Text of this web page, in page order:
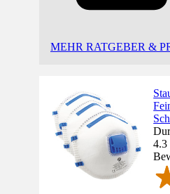
MEHR RATGEBER &
4.3